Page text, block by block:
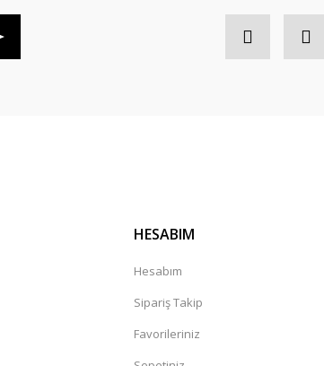
HESABIM
Hesabım
Sipariş Takip
Favorileriniz